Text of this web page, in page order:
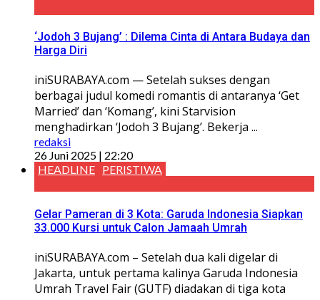
‘Jodoh 3 Bujang’ : Dilema Cinta di Antara Budaya dan
Harga Diri
iniSURABAYA.com — Setelah sukses dengan
berbagai judul komedi romantis di antaranya ‘Get
Married’ dan ‘Komang’, kini Starvision
menghadirkan ‘Jodoh 3 Bujang’. Bekerja ...
redaksi
26 Juni 2025 | 22:20
HEADLINE PERISTIWA
Gelar Pameran di 3 Kota: Garuda Indonesia Siapkan
33.000 Kursi untuk Calon Jamaah Umrah
iniSURABAYA.com – Setelah dua kali digelar di
Jakarta, untuk pertama kalinya Garuda Indonesia
Umrah Travel Fair (GUTF) diadakan di tiga kota